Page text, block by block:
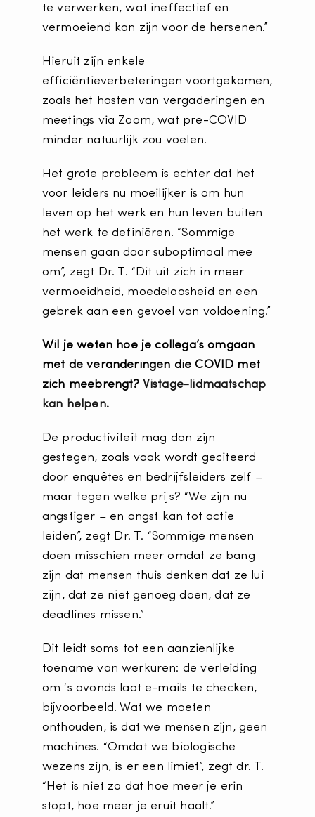
te verwerken, wat ineffectief en
vermoeiend kan zijn voor de hersenen.”
Hieruit zijn enkele
efficiëntieverbeteringen voortgekomen,
zoals het hosten van vergaderingen en
meetings via Zoom, wat pre-COVID
minder natuurlijk zou voelen.
Het grote probleem is echter dat het
voor leiders nu moeilijker is om hun
leven op het werk en hun leven buiten
het werk te definiëren. “Sommige
mensen gaan daar suboptimaal mee
om”, zegt Dr. T. “Dit uit zich in meer
vermoeidheid, moedeloosheid en een
gebrek aan een gevoel van voldoening.”
Wil je weten hoe je collega’s omgaan
met de veranderingen die COVID met
zich meebrengt? Vistage-lidmaatschap
kan helpen.
De productiviteit mag dan zijn
gestegen, zoals vaak wordt geciteerd
door enquêtes en bedrijfsleiders zelf –
maar tegen welke prijs? “We zijn nu
angstiger – en angst kan tot actie
leiden”, zegt Dr. T. “Sommige mensen
doen misschien meer omdat ze bang
zijn dat mensen thuis denken dat ze lui
zijn, dat ze niet genoeg doen, dat ze
deadlines missen.”
Dit leidt soms tot een aanzienlijke
toename van werkuren: de verleiding
om ‘s avonds laat e-mails te checken,
bijvoorbeeld. Wat we moeten
onthouden, is dat we mensen zijn, geen
machines. “Omdat we biologische
wezens zijn, is er een limiet”, zegt dr. T.
“Het is niet zo dat hoe meer je erin
stopt, hoe meer je eruit haalt.”